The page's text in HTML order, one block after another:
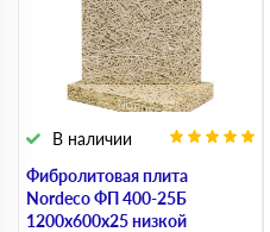
Фибролитовая плита
Nordeco ФП 400-25Б
1200х600х25 низкой
В наличии